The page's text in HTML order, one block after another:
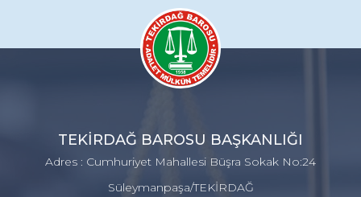
TEKİRDAĞ BAROSU BAŞKANLIĞI
Adres : Cumhuriyet Mahallesi Büşra Sokak No:24
Süleymanpaşa/TEKİRDAĞ